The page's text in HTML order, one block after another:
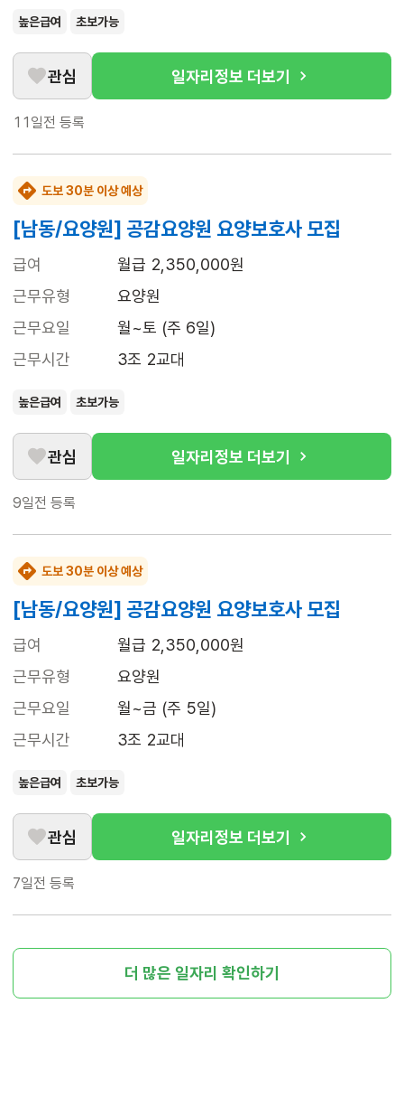
높은급여 초보가능
관심 일자리정보 더보기
11일전 등록
도보 30분 이상 예상
[남동/요양원] 공감요양원 요양보호사 모집
급여
월급 2,350,000원
근무유형
요양원
근무요일
월~토 (주 6일)
근무시간
3조 2교대
높은급여 초보가능
관심 일자리정보 더보기
9일전 등록
도보 30분 이상 예상
[남동/요양원] 공감요양원 요양보호사 모집
급여
월급 2,350,000원
근무유형
요양원
근무요일
월~금 (주 5일)
근무시간
3조 2교대
높은급여 초보가능
관심 일자리정보 더보기
7일전 등록
더 많은 일자리 확인하기